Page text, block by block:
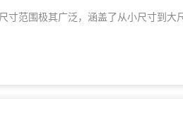
寸范围极其广泛，涵盖了从小尺寸到大